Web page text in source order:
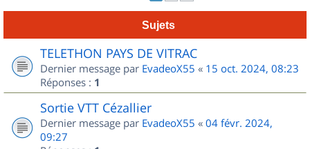
Sujets
TELETHON PAYS DE VITRAC
Dernier message par EvadeoX55 « 15 oct. 2024, 08:23
Réponses : 1
Sortie VTT Cézallier
Dernier message par EvadeoX55 « 04 févr. 2024,
09:27